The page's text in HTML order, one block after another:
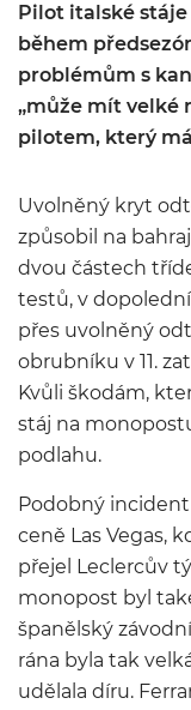
Pilot italské stáje
během
problémům s
„může mít velké
pilotem, který
Uvolněný kryt
způsobil na
dvou částech
testů, v
přes uvolněný
obrubníku v 11.
Kvůli škodám,
stáj na
podlahu.
Podobný incident
ceně Las Vegas,
přejel Leclercův
monopost byl
španělský
rána byla tak
udělala díru.